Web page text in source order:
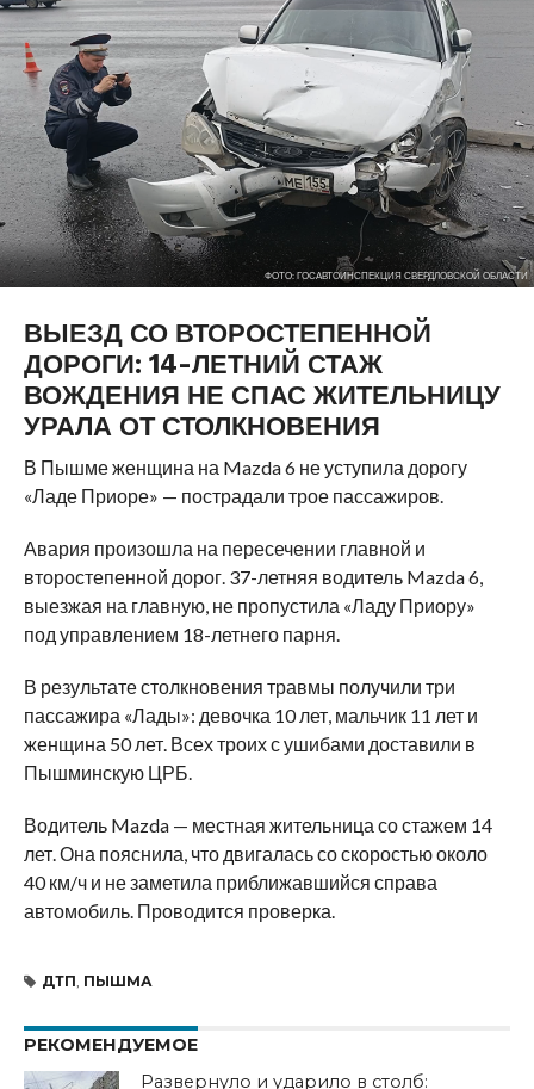
ФОТО: ГОСАВТОИНСПЕКЦИЯ СВЕРДЛОВСКОЙ ОБЛАСТИ
ВЫЕЗД СО ВТОРОСТЕПЕННОЙ
ДОРОГИ: 14-ЛЕТНИЙ СТАЖ
ВОЖДЕНИЯ НЕ СПАС ЖИТЕЛЬНИЦУ
УРАЛА ОТ СТОЛКНОВЕНИЯ
В Пышме женщина на Mazda 6 не уступила дорогу
«Ладе Приоре» — пострадали трое пассажиров.
Авария произошла на пересечении главной и
второстепенной дорог. 37-летняя водитель Mazda 6,
выезжая на главную, не пропустила «Ладу Приору»
под управлением 18-летнего парня.
В результате столкновения травмы получили три
пассажира «Лады»: девочка 10 лет, мальчик 11 лет и
женщина 50 лет. Всех троих с ушибами доставили в
Пышминскую ЦРБ.
Водитель Mazda — местная жительница со стажем 14
лет. Она пояснила, что двигалась со скоростью около
40 км/ч и не заметила приближавшийся справа
автомобиль. Проводится проверка.
ДТП, ПЫШМА
РЕКОМЕНДУЕМОЕ
Развернуло и ударило в столб: